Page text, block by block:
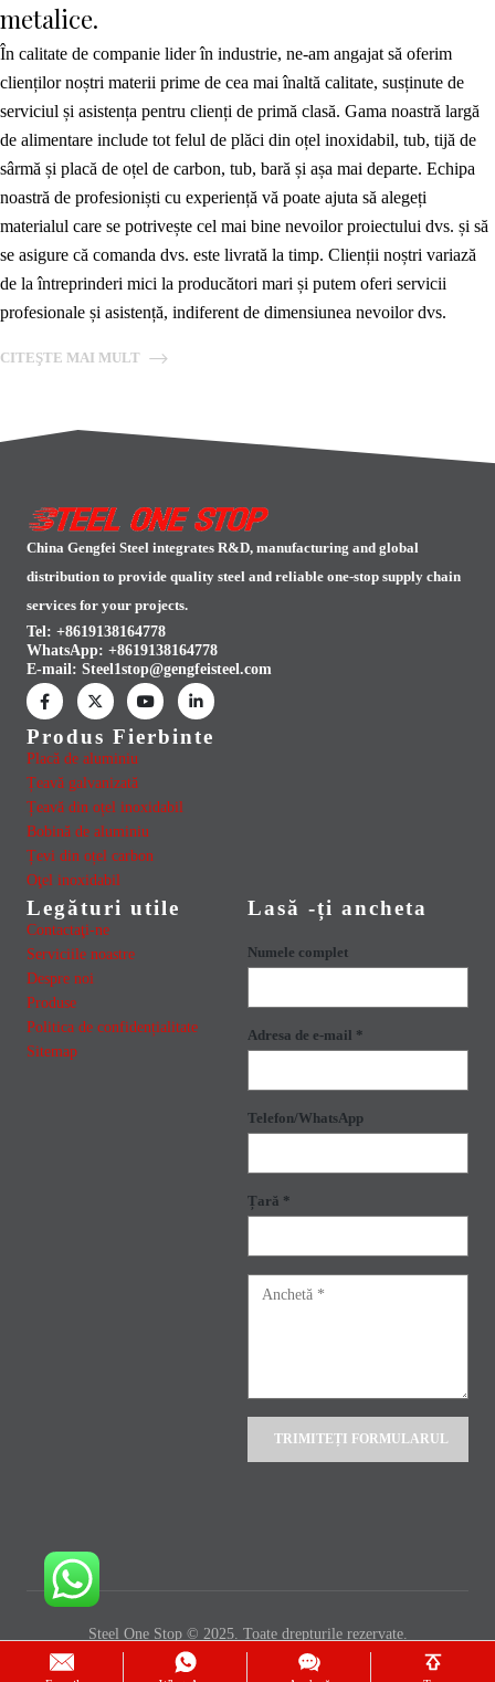
metalice.
În calitate de companie lider în industrie, ne-am angajat să oferim
clienților noștri materii prime de cea mai înaltă calitate, susținute de
serviciul și asistența pentru clienți de primă clasă. Gama noastră largă
de alimentare include tot felul de plăci din oțel inoxidabil, tub, tijă de
sârmă și placă de oțel de carbon, tub, bară și așa mai departe. Echipa
noastră de profesioniști cu experiență vă poate ajuta să alegeți
materialul care se potrivește cel mai bine nevoilor proiectului dvs. și să
se asigure că comanda dvs. este livrată la timp. Clienții noștri variază
de la întreprinderi mici la producători mari și putem oferi servicii
profesionale și asistență, indiferent de dimensiunea nevoilor dvs.
CITEŞTE MAI MULT
China Gengfei Steel integrates R&D, manufacturing and global
distribution to provide quality steel and reliable one-stop supply chain
services for your projects.
Tel: +8619138164778
WhatsApp: +8619138164778
E-mail: Steel1stop@gengfeisteel.com
Produs Fierbinte
Placă de aluminiu
Țeavă galvanizată
Țeavă din oțel inoxidabil
Bobină de aluminiu
Țevi din oțel carbon
Oţel inoxidabil
Legături utile
Contactaţi-ne
Serviciile noastre
Despre noi
Produse
Politica de confidențialitate
Sitemap
Lasă -ți ancheta
Numele complet
Adresa de e-mail *
Telefon/WhatsApp
Țară *
Steel One Stop © 2025. Toate drepturile rezervate.